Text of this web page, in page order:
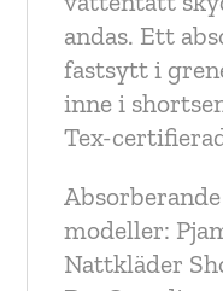
andas. Ett
fastsytt i
inne i
Tex-
modeller:
Nattkläder